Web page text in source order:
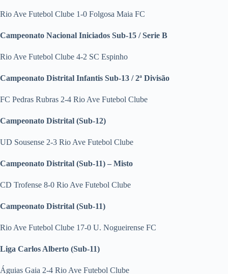
Rio Ave Futebol Clube 1-0 Folgosa Maia FC
Campeonato Nacional Iniciados Sub-15 / Serie B
Rio Ave Futebol Clube 4-2 SC Espinho
Campeonato Distrital Infantis Sub-13 / 2ª Divisão
FC Pedras Rubras 2-4 Rio Ave Futebol Clube
Campeonato Distrital (Sub-12)
UD Sousense 2-3 Rio Ave Futebol Clube
Campeonato Distrital (Sub-11) – Misto
CD Trofense 8-0 Rio Ave Futebol Clube
Campeonato Distrital (Sub-11)
Rio Ave Futebol Clube 17-0 U. Nogueirense FC
Liga Carlos Alberto (Sub-11)
Águias Gaia 2-4 Rio Ave Futebol Clube